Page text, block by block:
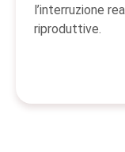
l’interruzione
riproduttive.